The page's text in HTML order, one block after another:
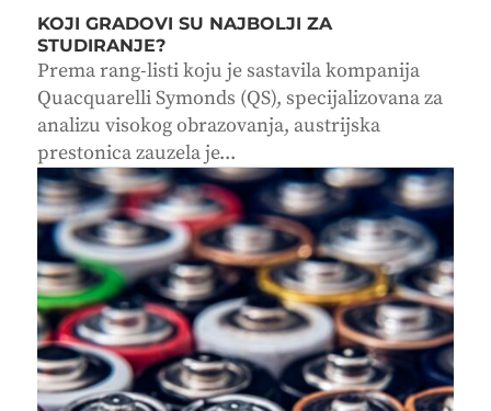
KOJI GRADOVI SU NAJBOLJI ZA
STUDIRANJE?
Prema rang-listi koju je sastavila kompanija
Quacquarelli Symonds (QS), specijalizovana za
analizu visokog obrazovanja, austrijska
prestonica zauzela je...